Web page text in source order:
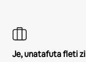
Je, unatafuta fleti